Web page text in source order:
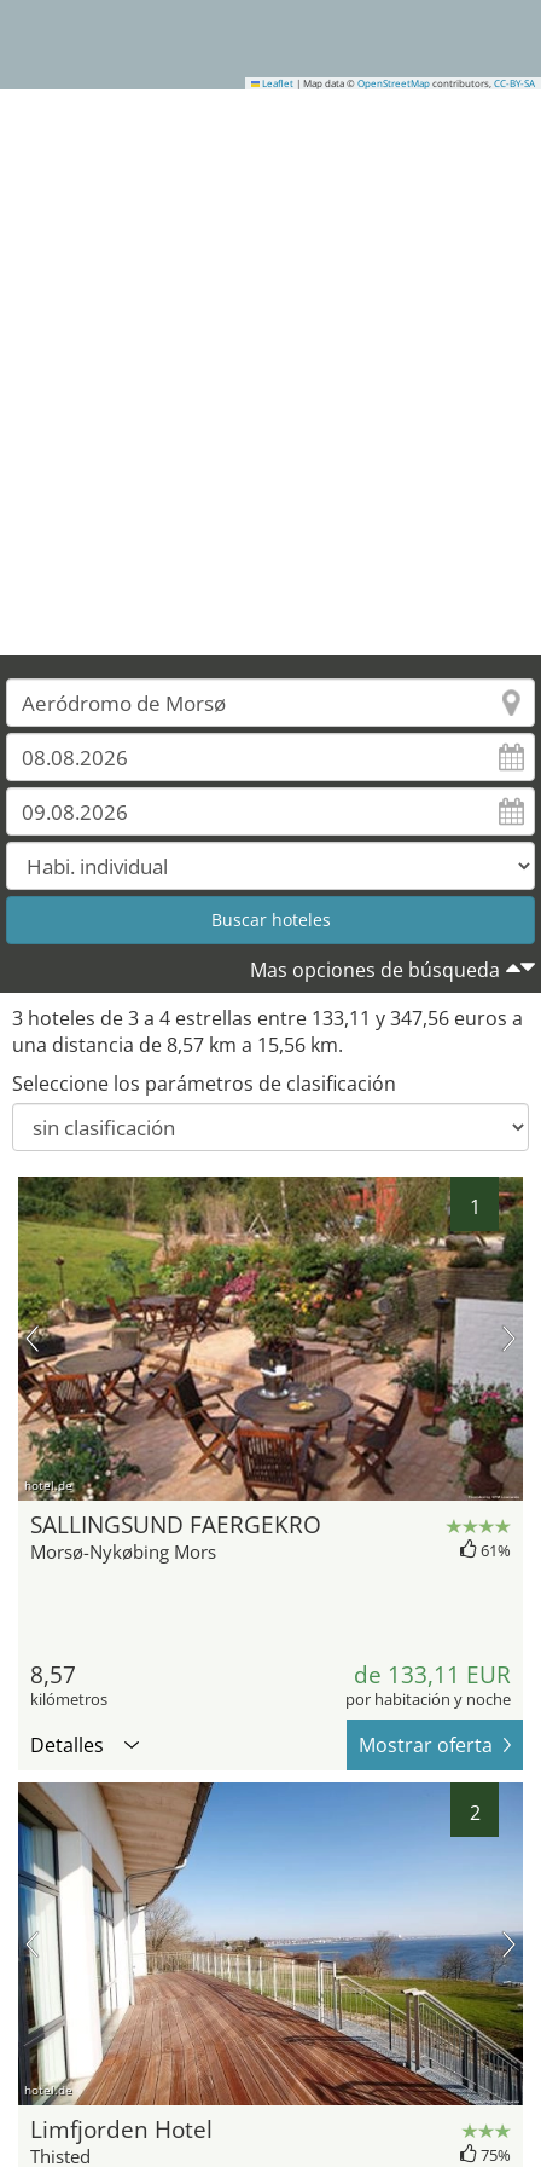
Leaflet | Map data © OpenStreetMap contributors, CC-BY-SA
Mas opciones de búsqueda
3 hoteles de 3 a 4 estrellas entre 133,11 y 347,56 euros a
una distancia de 8,57 km a 15,56 km.
Seleccione los parámetros de clasificación
1
hotel.de
SALLINGSUND FAERGEKRO
Morsø-Nykøbing Mors 61%
8,57
kilómetros
de 133,11 EUR
por habitación y noche
Detalles Mostrar oferta
2
hotel.de
Limfjorden Hotel
Thisted 75%